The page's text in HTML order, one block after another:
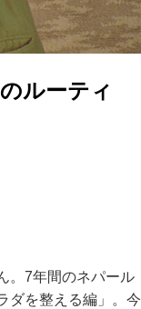
ルーティ
。7年間のネパール
ダを整える編」。今